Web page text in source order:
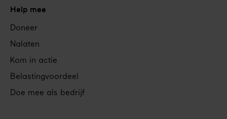
Help mee
Doneer
Nalaten
Kom in actie
Belastingvoordeel
Doe mee als bedrijf